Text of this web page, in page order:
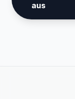
aus